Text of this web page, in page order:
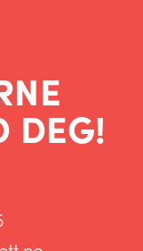
DEG!